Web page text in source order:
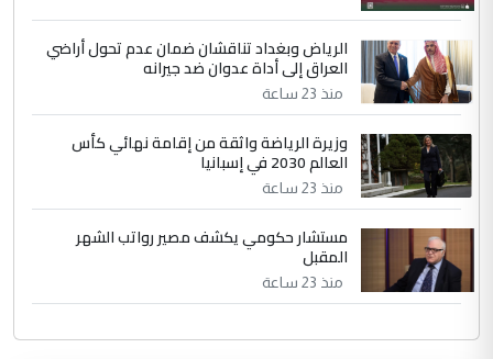
الرياض وبغداد تناقشان ضمان عدم تحول أراضي
العراق إلى أداة عدوان ضد جيرانه
منذ 23 ساعة
وزيرة الرياضة واثقة من إقامة نهائي كأس
العالم 2030 في إسبانيا
منذ 23 ساعة
مستشار حكومي يكشف مصير رواتب الشهر
المقبل
منذ 23 ساعة